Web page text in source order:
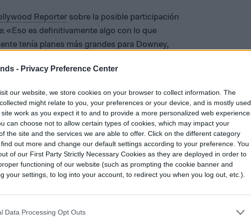
- Privacy Preference Center
our website, we store cookies on your browser to collect information. The
might relate to you, your preferences or your device, and is mostly used
work as you expect it to and to provide a more personalized web experience.
can choose not to allow certain types of cookies, which may impact your
the site and the services we are able to offer. Click on the different category
out more and change our default settings according to your preference. You
of our First Party Strictly Necessary Cookies as they are deployed in order to
functioning of our website (such as prompting the cookie banner and
your settings, to log into your account, to redirect you when you log out, etc.).
Data Processing Opt Outs
Reporter sobre la posible participación
. «Eso es definitivamente algo con lo que
tenía planes más grandes para Downey,
del Doctor Doom. En última instancia, creo que
no tengo la verdadera razón por la que
y Jon Favreau en la escena juntos.
el borrador de Downey».
in Marvel Studios’ Avengers:
May 2026.#SDCC
(@MarvelStudios)July 28, 2024